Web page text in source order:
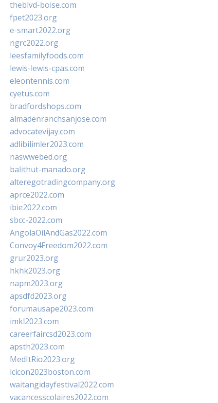
theblvd-boise.com
fpet2023.org
e-smart2022.org
ngrc2022.org
leesfamilyfoods.com
lewis-lewis-cpas.com
eleontennis.com
cyetus.com
bradfordshops.com
almadenranchsanjose.com
advocatevijay.com
adlibilimler2023.com
naswwebed.org
balithut-manado.org
alteregotradingcompany.org
aprce2022.com
ibie2022.com
sbcc-2022.com
AngolaOilAndGas2022.com
Convoy4Freedom2022.com
grur2023.org
hkhk2023.org
napm2023.org
apsdfd2023.org
forumausape2023.com
imkl2023.com
careerfaircsd2023.com
apsth2023.com
MedItRio2023.org
lcicon2023boston.com
waitangidayfestival2022.com
vacancesscolaires2022.com